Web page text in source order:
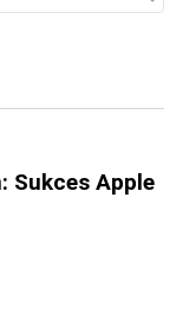
Sukces Apple